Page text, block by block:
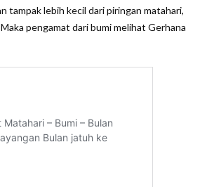
tampak lebih kecil dari piringan matahari,
pengamat dari bumi melihat Gerhana